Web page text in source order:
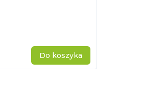
Do koszyka